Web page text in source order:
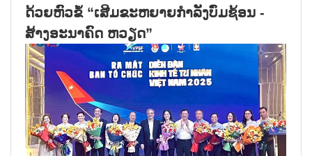
ດ້ວຍຫົວຂໍ້ “ເສີມຂະຫຍາຍກຳລັງບົ່ມຊ້ອນ -
ສ້າງອະນາຄົດ ຫວຽດ”